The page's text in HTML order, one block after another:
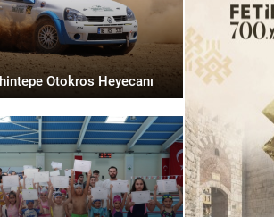
Otokros Heyecanı